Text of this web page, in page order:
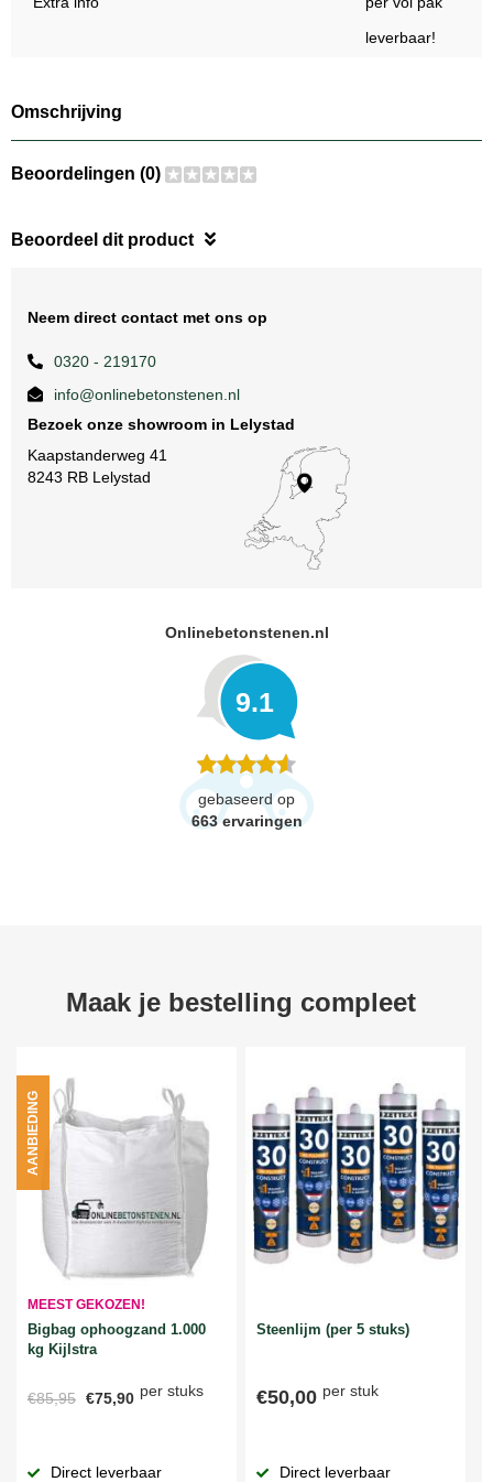
leverbaar!
Omschrijving
Beoordelingen (0)
Beoordeel dit product
Neem direct contact met ons op
0320 - 219170
info@onlinebetonstenen.nl
Bezoek onze showroom in Lelystad
Kaapstanderweg 41
8243 RB Lelystad
Onlinebetonstenen.nl
9.1
gebaseerd op
663 ervaringen
Maak je bestelling compleet
MEEST GEKOZEN!
Bigbag ophoogzand 1.000
kg Kijlstra
€85,95 €75,90 per stuks
AANBIEDING
Direct leverbaar
Steenlijm (per 5 stuks)
€50,00 per stuk
Direct leverbaar